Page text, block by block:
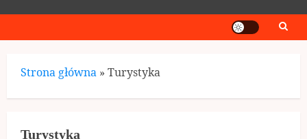
Strona główna » Turystyka
Turystyka